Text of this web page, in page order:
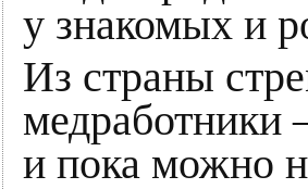
у знакомых и
Из страны
и пока можно